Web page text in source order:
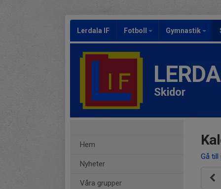
Lerdala IF Fotboll Gymnastik
Skidor
Hem
Nyheter
Våra grupper
Gå till